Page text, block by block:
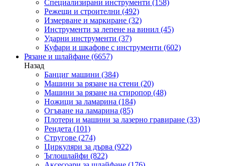
Специализирани инструменти (158)
Режещи и строителни (492)
Измерване и маркиране (32)
Инструменти за лепене на винил (45)
Ударни инструменти (37)
Куфари и шкафове с инструменти (602)
Рязане и шлайфане (6657)
Назад
Банциг машини (384)
Машини за рязане на стени (20)
Машини за рязане на стиропор (48)
Ножици за ламарина (184)
Огъване на ламарина (85)
Плотери и машини за лазерно гравиране (33)
Рендета (101)
Стругове (274)
Циркуляри за дърва (922)
Ъглошлайфи (822)